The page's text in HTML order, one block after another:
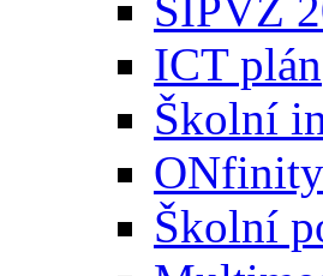
SIPVZ
ICT plán
Školní
Školní